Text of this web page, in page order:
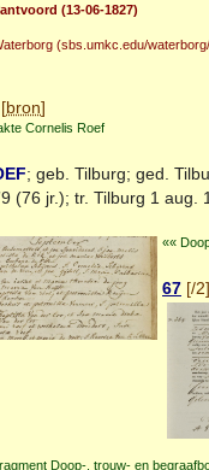
(13-06-1827)
(sbs.umkc.edu/
bron]
Cornelis Roef
; geb. Tilburg; ged.
(76 jr.); tr. Tilburg 1 aug.
««
67 [/2
Doop-, trouw- en